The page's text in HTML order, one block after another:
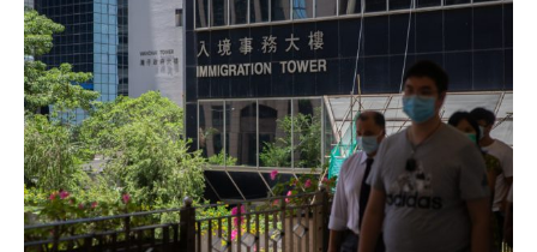
境
处
7
楼
今
暂
停
服
务
明